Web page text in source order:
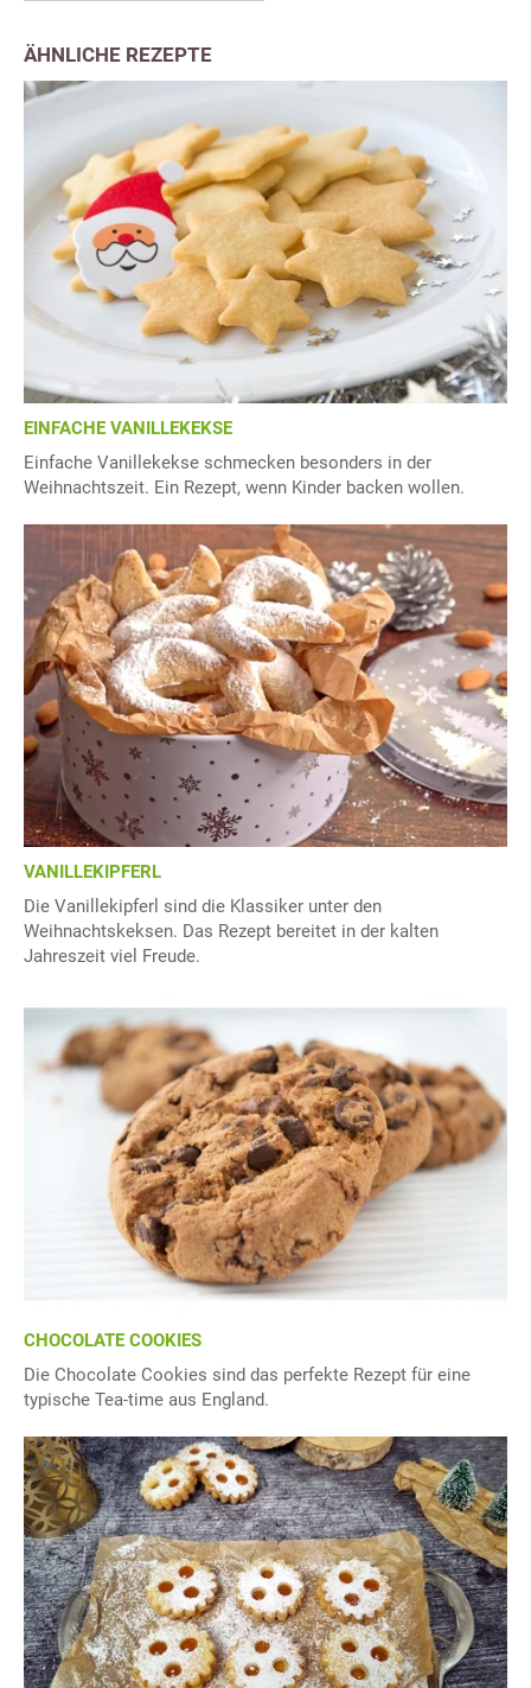
ÄHNLICHE REZEPTE
EINFACHE VANILLEKEKSE
Einfache Vanillekekse schmecken besonders in der
Weihnachtszeit. Ein Rezept, wenn Kinder backen wollen.
VANILLEKIPFERL
Die Vanillekipferl sind die Klassiker unter den
Weihnachtskeksen. Das Rezept bereitet in der kalten
Jahreszeit viel Freude.
CHOCOLATE COOKIES
Die Chocolate Cookies sind das perfekte Rezept für eine
typische Tea-time aus England.